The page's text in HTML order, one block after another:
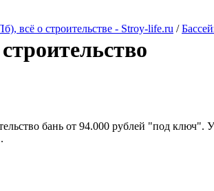
всё о строительстве - Stroy-life.ru /
бань от 94.000 рублей "под